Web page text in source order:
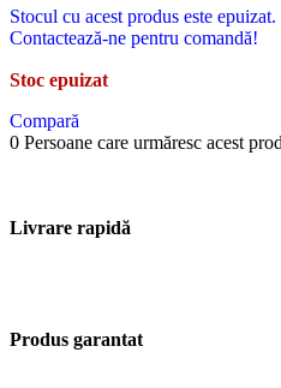
Stocul cu acest produs este epuizat.
Contactează-ne pentru comandă!
Stoc epuizat
Compară
0 Persoane care urmăresc acest
Livrare rapidă
Produs garantat